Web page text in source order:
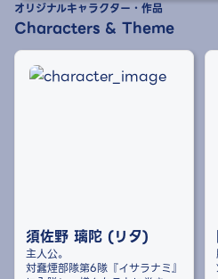
オリジナルキャラクター・作品
Characters & Theme
須佐野 璃陀 (リタ)
主人公。
対蠢煙部隊第6隊『イサラナミ』